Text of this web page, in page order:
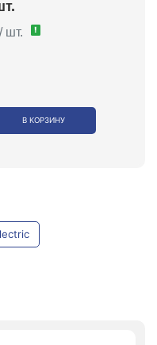
шт. !
В КОРЗИНУ